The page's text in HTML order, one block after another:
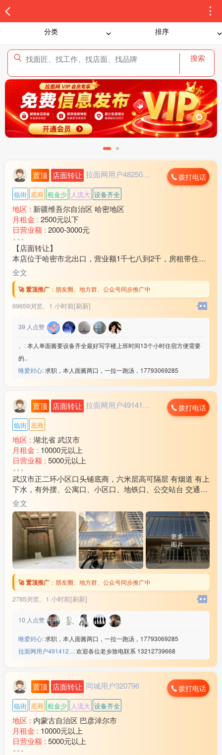
分类 排序
搜索
置顶 店面转让 拉面网用户482503... 拨打电话
临街 底商 租金少 人流大 设备齐全
地区 : 新疆维吾尔自治区 哈密地区
月租金 : 2500元以下
日营业额 : 2000-3000元
转让费 :
【店面转让】
本店位于哈密市北出口，营业额1千七八到2千，房租带住房
3万2还剩十个月房租，因家中有事现对外转让，装让费15
万，有意向的联系18***21
全文
🚀 置顶推广 ： 朋友圈、地方群、公众号同步推广中
69659浏览、 1 小时前[刷新]
39 人点赞
。:本人单面酱要设备齐全最好写字楼上班时间13个小时住宿方便需要
的..
唯爱封心:求职，本人面酱两口，一拉一跑汤，17793069285
置顶 店面转让 拉面网用户491412... 拨打电话
临街 底商
地区 : 湖北省 武汉市
月租金 : 10000元以上
日营业额 : 5000元以上
转让费 :
周边环境 :学校 小区 车站 市场
店内设施 :水电 燃气 齐全
武汉市正二环小区口头铺底商，六米层高可隔层 有烟道 有上
下水，有外摆、公寓口、小区口、地铁口、公交站台 交通便
利周边超3000户养活九间铺子。二层健身、棋牌、会所等业
态汇聚人流
全文
更多
图片
🚀 置顶推广 ： 朋友圈、地方群、公众号同步推广中
2785浏览、 1 小时前[刷新]
10 人点赞
唯爱封心:求职，本人面酱两口，一拉一跑汤，17793069285
拉面网用户491412...:欢迎各位老乡致电联系 13212739668
置顶 店面转让 同城用户320796 拨打电话
临街 底商 租金少 人流大 设备齐全
地区 : 内蒙古自治区 巴彦淖尔市
月租金 : 10000元以上
日营业额 : 5000元以上
转让费 :